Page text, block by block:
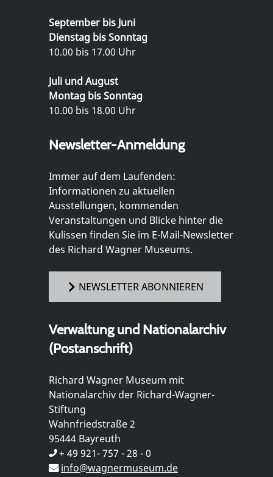
September bis Juni
Dienstag bis Sonntag
10.00 bis 17.00 Uhr
Juli und August
Montag bis Sonntag
10.00 bis 18.00 Uhr
Newsletter-Anmeldung
Immer auf dem Laufenden:
Informationen zu aktuellen
Ausstellungen, kommenden
Veranstaltungen und Blicke hinter die
Kulissen finden Sie im E-Mail-Newsletter
des Richard Wagner Museums.
NEWSLETTER ABONNIEREN
Verwaltung und Nationalarchiv
(Postanschrift)
Richard Wagner Museum mit
Nationalarchiv der Richard-Wagner-
Stiftung
Wahnfriedstraße 2
95444 Bayreuth
+ 49 921- 757 - 28 - 0
info@wagnermuseum.de